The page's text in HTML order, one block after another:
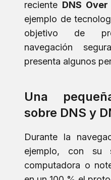
reciente DNS Over
ejemplo de
objetivo de
navegación
presenta algunos
Una
sobre DNS y
Durante la
ejemplo, con su
computadora o